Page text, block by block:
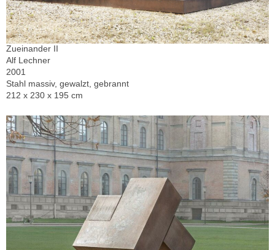
Zueinander II
Alf Lechner
2001
Stahl massiv, gewalzt, gebrannt
212 x 230 x 195 cm